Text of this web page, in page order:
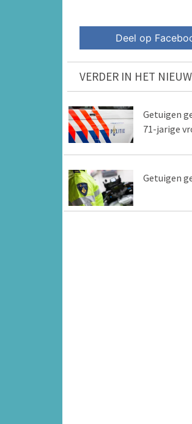
Deel op
VERDER IN HET
Getuigen
71-jarige
Getuigen